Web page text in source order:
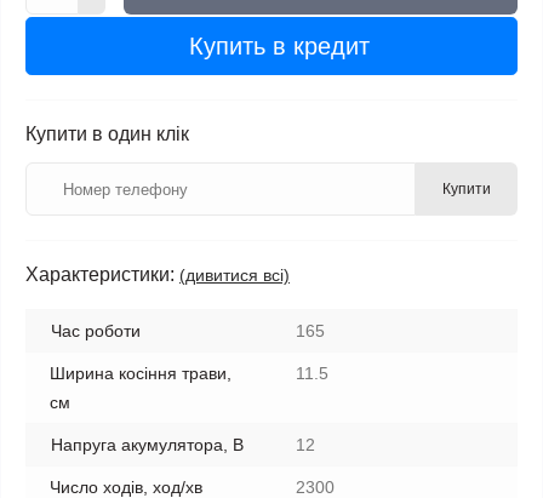
Купить в кредит
Купити в один клік
Купити
Характеристики: (дивитися всі)
Час роботи 165
Ширина косіння трави,
см
11.5
Напруга акумулятора, В 12
Число ходів, ход/хв 2300